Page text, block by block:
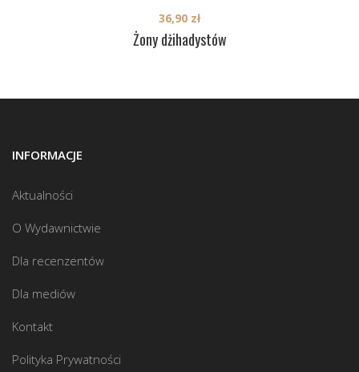
Żony dżihadystów
36,90 zł
INFORMACJE
Aktualności
O Wydawnictwie
Dla recenzentów
Dla mediów
Kontakt
Polityka Prywatności